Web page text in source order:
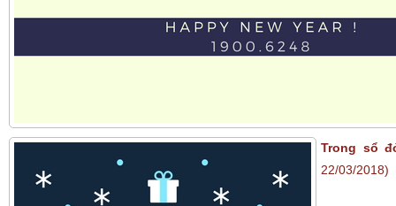
Trong sổ
22/03/2018)